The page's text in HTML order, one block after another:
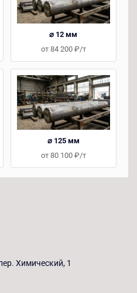
⌀ 12 мм
от 84 200 ₽/т
⌀ 125 мм
от 80 100 ₽/т
Химический, 1